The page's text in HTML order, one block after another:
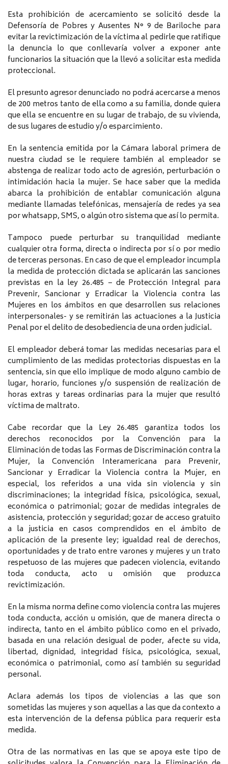
Esta prohibición de acercamiento se solicitó desde la
Defensoría de Pobres y Ausentes N° 9 de Bariloche para
evitar la revictimización de la víctima al pedirle que ratifique
la denuncia lo que conllevaría volver a exponer ante
funcionarios la situación que la llevó a solicitar esta medida
proteccional.
El presunto agresor denunciado no podrá acercarse a menos
de 200 metros tanto de ella como a su familia, donde quiera
que ella se encuentre en su lugar de trabajo, de su vivienda,
de sus lugares de estudio y/o esparcimiento.
En la sentencia emitida por la Cámara laboral primera de
nuestra ciudad se le requiere también al empleador se
abstenga de realizar todo acto de agresión, perturbación o
intimidación hacia la mujer. Se hace saber que la medida
abarca la prohibición de entablar comunicación alguna
mediante llamadas telefónicas, mensajería de redes ya sea
por whatsapp, SMS, o algún otro sistema que así lo permita.
Tampoco puede perturbar su tranquilidad mediante
cualquier otra forma, directa o indirecta por sí o por medio
de terceras personas. En caso de que el empleador incumpla
la medida de protección dictada se aplicarán las sanciones
previstas en la ley 26.485 – de Protección Integral para
Prevenir, Sancionar y Erradicar la Violencia contra las
Mujeres en los ámbitos en que desarrollen sus relaciones
interpersonales- y se remitirán las actuaciones a la Justicia
Penal por el delito de desobediencia de una orden judicial.
El empleador deberá tomar las medidas necesarias para el
cumplimiento de las medidas protectorias dispuestas en la
sentencia, sin que ello implique de modo alguno cambio de
lugar, horario, funciones y/o suspensión de realización de
horas extras y tareas ordinarias para la mujer que resultó
víctima de maltrato.
Cabe recordar que la Ley 26.485 garantiza todos los
derechos reconocidos por la Convención para la
Eliminación de todas las Formas de Discriminación contra la
Mujer, la Convención Interamericana para Prevenir,
Sancionar y Erradicar la Violencia contra la Mujer, en
especial, los referidos a una vida sin violencia y sin
discriminaciones; la integridad física, psicológica, sexual,
económica o patrimonial; gozar de medidas integrales de
asistencia, protección y seguridad; gozar de acceso gratuito
a la justicia en casos comprendidos en el ámbito de
aplicación de la presente ley; igualdad real de derechos,
oportunidades y de trato entre varones y mujeres y un trato
respetuoso de las mujeres que padecen violencia, evitando
toda conducta, acto u omisión que produzca
revictimización.
En la misma norma define como violencia contra las mujeres
toda conducta, acción u omisión, que de manera directa o
indirecta, tanto en el ámbito público como en el privado,
basada en una relación desigual de poder, afecte su vida,
libertad, dignidad, integridad física, psicológica, sexual,
económica o patrimonial, como así también su seguridad
personal.
Aclara además los tipos de violencias a las que son
sometidas las mujeres y son aquellas a las que da contexto a
esta intervención de la defensa pública para requerir esta
medida.
Otra de las normativas en las que se apoya este tipo de